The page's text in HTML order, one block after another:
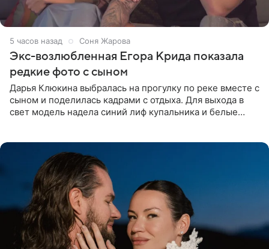
5 часов назад Соня Жарова
Экс-возлюбленная Егора Крида показала
редкие фото с сыном
Дарья Клюкина выбралась на прогулку по реке вместе с
сыном и поделилась кадрами с отдыха. Для выхода в
свет модель надела синий лиф купальника и белые